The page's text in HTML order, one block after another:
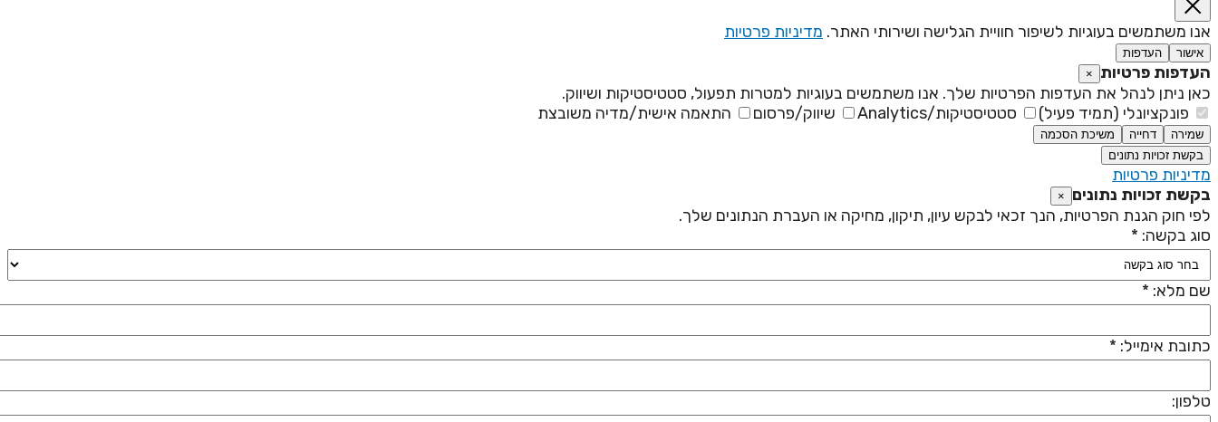
אנו משתמשים בעוגיות לשיפור חוויית הגלישה ושירותי האתר. מדיניות פרטיות
אישור העדפות
העדפות פרטיות ×
כאן ניתן לנהל את העדפות הפרטיות שלך. אנו משתמשים בעוגיות למטרות תפעול, סטטיסטיקות ושיווק.
פונקציונלי (תמיד פעיל)
סטטיסטיקות/Analytics שיווק/פרסום התאמה אישית/מדיה משובצת
שמירה דחייה
משיכת הסכמה
בקשת זכויות נתונים
מדיניות פרטיות
בקשת זכויות נתונים
×
לפי חוק הגנת הפרטיות, הנך זכאי לבקש עיון, תיקון, מחיקה או העברת הנתונים שלך.
סוג בקשה: *
שם מלא: *
כתובת אימייל: *
טלפון: